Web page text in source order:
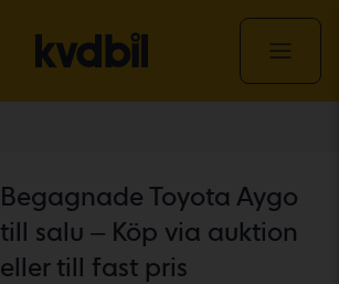
Begagnade Toyota Aygo
till salu – Köp via auktion
eller till fast pris